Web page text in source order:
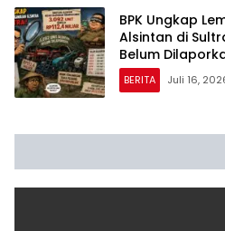
BPK Ungkap
Alsintan di
Belum
BERITA Juli 16,